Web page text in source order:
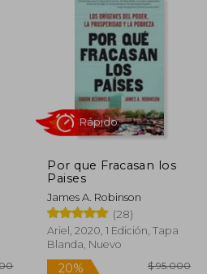
Por que Fracasan los
Paises
James A. Robinson
(28)
Ariel, 2020, 1 Edición, Tapa
Blanda, Nuevo
Rápido